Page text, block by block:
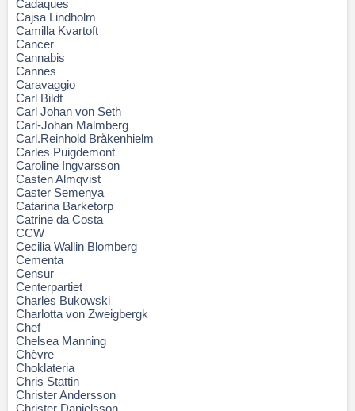
Cadaques
Cajsa Lindholm
Camilla Kvartoft
Cancer
Cannabis
Cannes
Caravaggio
Carl Bildt
Carl Johan von Seth
Carl-Johan Malmberg
Carl.Reinhold Bråkenhielm
Carles Puigdemont
Caroline Ingvarsson
Casten Almqvist
Caster Semenya
Catarina Barketorp
Catrine da Costa
CCW
Cecilia Wallin Blomberg
Cementa
Censur
Centerpartiet
Charles Bukowski
Charlotta von Zweigbergk
Chef
Chelsea Manning
Chèvre
Choklateria
Chris Stattin
Christer Andersson
Christer Danielsson